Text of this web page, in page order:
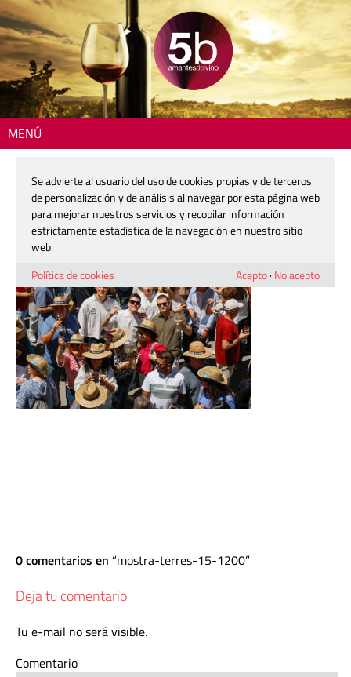
MENÚ
mostra-terres-15-1200
18 mayo, 2026
0 comentarios en mostra-terres-15-1200
Deja tu comentario
Tu e-mail no será visible.
Comentario
Se advierte al usuario del uso de cookies propias y de terceros
de personalización y de análisis al navegar por esta página web
para mejorar nuestros servicios y recopilar información
estrictamente estadística de la navegación en nuestro sitio
web.
Política de cookies
Acepto· No acepto